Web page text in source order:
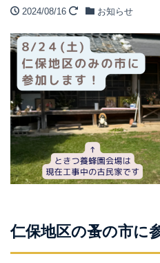
2024/08/16 お知らせ
仁保地区の蚤の市に